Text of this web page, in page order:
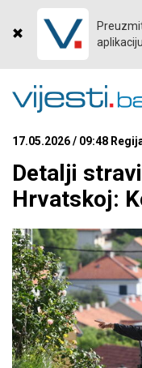
aplikaciju
17.05.2026 / 09:48
Detalji
Hrvatskoj: